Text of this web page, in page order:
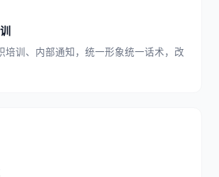
培训、内部通知，统一形象统一话术，改